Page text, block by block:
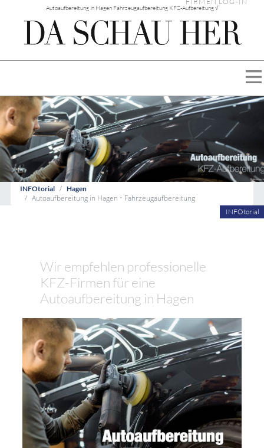
Autoaufbereitung in Hagen Fahrzeugaufbereitung KFZ-Aufbereitung √
INFOtorial Hagen
Autoaufbereitung in Hagen • Fahrzeugaufbereitung
INFOtorial
Wir empfehlen professionelle
KFZ-Firmen für eine
Autoaufbereitung in Hagen